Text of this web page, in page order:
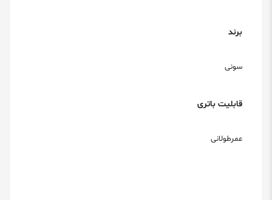
برند
سونی
قابلیت باتری
عمرطولانی